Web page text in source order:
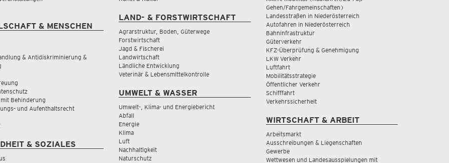
& MENSCHEN
& Antidiskriminierung &
Behinderung
und Aufenthaltsrecht
& SOZIALES
LAND- & FORSTWIRTSCHAFT
Agrarstruktur, Boden, Güterwege
Forstwirtschaft
Jagd & Fischerei
Landwirtschaft
Ländliche Entwicklung
Veterinär & Lebensmittelkontrolle
UMWELT & WASSER
Umwelt-, Klima- und Energiebericht
Abfall
Energie
Klima
Luft
Nachhaltigkeit
Naturschutz
Gehen/Fahrgemeinschaften)
Landesstraßen in Niederösterreich
Autofahren in Niederösterreich
Bahninfrastruktur
Güterverkehr
KFZ-Überprüfung & Genehmigung
LKW Verkehr
Luftfahrt
Mobilitätsstrategie
Öffentlicher Verkehr
Schifffahrt
Verkehrssicherheit
WIRTSCHAFT & ARBEIT
Arbeitsmarkt
Ausschreibungen & Liegenschaften
Gewerbe
Wettwesen und Landesausspielungen mit